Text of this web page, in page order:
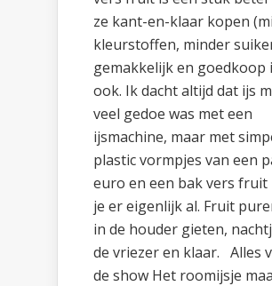
ze kant-en-klaar kopen
kleurstoffen, minder
gemakkelijk en goedkoop
ook. Ik dacht altijd dat ijs
veel gedoe was met een
ijsmachine, maar met
plastic vormpjes van een
euro en een bak vers fruit
je er eigenlijk al. Fruit
in de houder gieten,
de vriezer en klaar. Alles
de show Het roomijsje